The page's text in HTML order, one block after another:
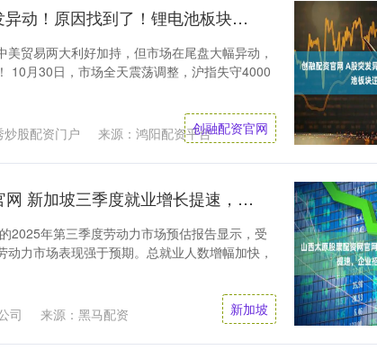
创融配资官网 A股突发异动！原因找到了！锂电池板块逆市走强
贸易两大利好加持，但市场在尾盘大幅异动，
10月30日，市场全天震荡调整，沪指失守4000
来源：鸿阳配资平台
炒股配资门户 创融配资官网
山西太原股票配资网官网 新加坡三季度就业增长提速，企业招聘意愿回升
2025年第三季度劳动力市场预估报告显示，受
力市场表现强于预期。总就业人数增幅加快，
来源：黑马配资
司 新加坡